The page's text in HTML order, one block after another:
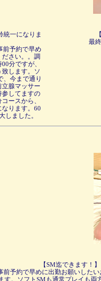
統一になりま
前予約で早め
さい。。調
分ですが、
します。ソ
、今まで通り
腺マッサー
参してますの
ースから、
ります。60
しました。
最
【SM迄できます！
前予約で早めに出勤お願いし
す。ソフトSMも通常プレイも